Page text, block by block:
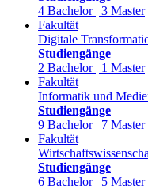
4 Bachelor | 3 Master
Fakultät
Digitale
Studiengänge
2 Bachelor | 1 Master
Fakultät
Informatik und
Studiengänge
9 Bachelor | 7 Master
Fakultät
Studiengänge
6 Bachelor | 5 Master